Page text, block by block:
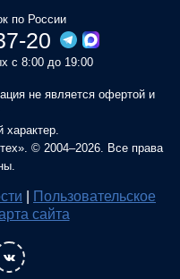
по России
20
с 8:00 до 19:00
не является офертой и
характер.
© 2004–2026. Все права
Пользовательское
сайта